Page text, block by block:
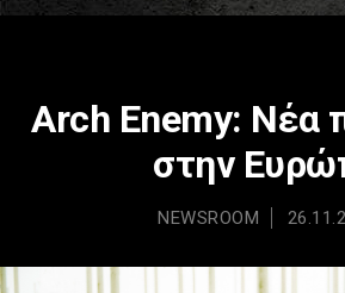
Arch Enemy: Νέα
στην
NEWSROOM